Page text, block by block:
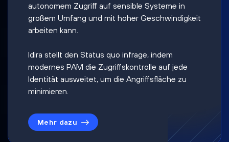
autonomem Zugriff auf sensible Systeme in
großem Umfang und mit hoher Geschwindigkeit
arbeiten kann.
Idira stellt den Status quo infrage, indem
modernes PAM die Zugriffskontrolle auf jede
Identität ausweitet, um die Angriffsfläche zu
minimieren.
Mehr dazu